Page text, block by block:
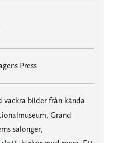
Press
vackra bilder från kända
Grand
salonger,